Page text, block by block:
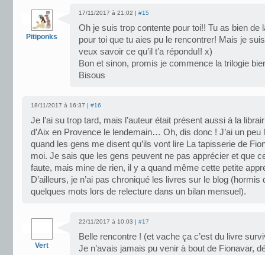
Pitiponks
17/11/2017 à 21:02 | #15
Oh je suis trop contente pour toi!! Tu as bien de
pour toi que tu aies pu le rencontrer! Mais je
veux savoir ce qu’il t’a répondu!! x)
Bon et sinon, promis je commence la trilogie
Bisous
18/11/2017 à 16:37 | #16
Je l’ai su trop tard, mais l’auteur était présent aussi à la
d’Aix en Provence le lendemain… Oh, dis donc ! J’ai un peu
quand les gens me disent qu’ils vont lire La tapisserie de
moi. Je sais que les gens peuvent ne pas apprécier et que
faute, mais mine de rien, il y a quand même cette petite
D’ailleurs, je n’ai pas chroniqué les livres sur le blog (hormis
quelques mots lors de relecture dans un bilan mensuel).
Vert
22/11/2017 à 10:03 | #17
Belle rencontre ! (et vache ça c’est du livre
Je n’avais jamais pu venir à bout de Fionavar,